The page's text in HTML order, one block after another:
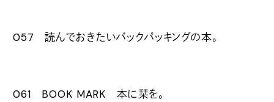
057 読んでおきたいバックパッキングの本。
061 BOOK MARK 本に栞を。